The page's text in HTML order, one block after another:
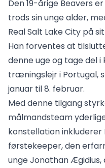
Den 19-årige Beavers
trods sin unge alder,
Real Salt Lake City på
Han forventes at
denne uge og tage del
træningslejr i Portugal,
januar til 8. februar.
Med denne tilgang
målmandsteam
konstellation inkluderer
førstekeeper, den
unge Jonathan